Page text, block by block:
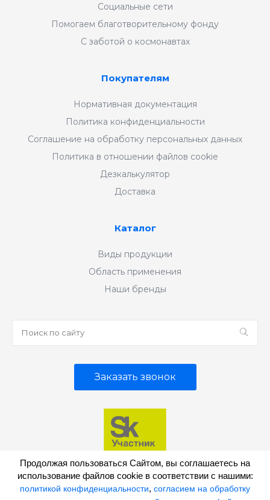
Социальные сети
Помогаем благотворительному фонду
С заботой о космонавтах
Покупателям
Нормативная документация
Политика конфиденциальности
Соглашение на обработку персональных данных
Политика в отношении файлов cookie
Дезкалькулятор
Доставка
Каталог
Виды продукции
Область применения
Наши бренды
Заказать звонок
© 2026 "ИНТЕРСЭН-плюс", все права защищены
Продолжая пользоваться Сайтом, вы соглашаетесь на
использование файлов cookie в соответствии с нашими:
политикой конфиденциальности, согласием на обработку